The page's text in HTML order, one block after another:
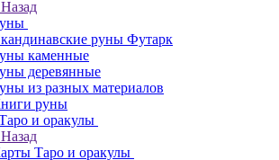
Назад
руны Футарк
каменные
деревянные
из разных материалов
руны
и оракулы
Назад
Таро и оракулы